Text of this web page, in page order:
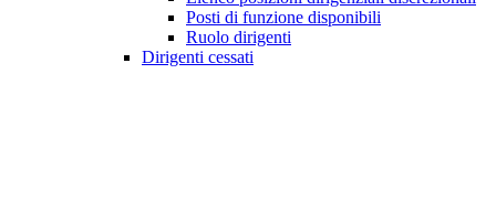
Posti di funzione disponibili
Ruolo dirigenti
Dirigenti cessati